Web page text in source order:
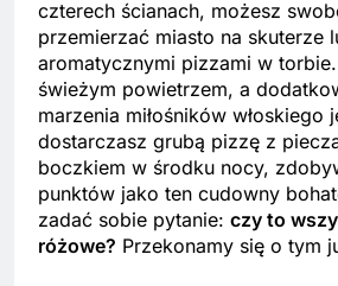
czterech ścianach, możesz
przemierzać miasto na skuterze
aromatycznymi pizzami w
świeżym powietrzem, a
marzenia miłośników włoskiego
dostarczasz grubą pizzę z
boczkiem w środku nocy,
punktów jako ten cudowny
zadać sobie pytanie: czy to
różowe? Przekonamy się o tym